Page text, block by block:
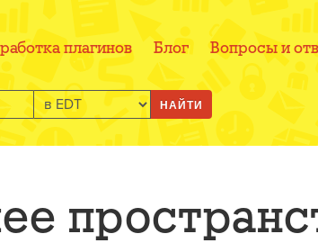
плагинов Блог Вопросы и
НАЙТИ